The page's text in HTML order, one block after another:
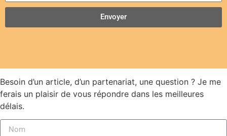
Envoyer
Besoin d’un article, d’un partenariat, une question ? Je me
ferais un plaisir de vous répondre dans les meilleures
délais.